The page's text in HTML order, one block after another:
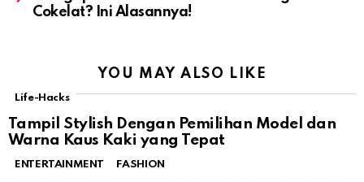
Cokelat? Ini Alasannya!
YOU MAY ALSO LIKE
Life-Hacks
Tampil Stylish Dengan Pemilihan Model dan
Warna Kaus Kaki yang Tepat
ENTERTAINMENT FASHION